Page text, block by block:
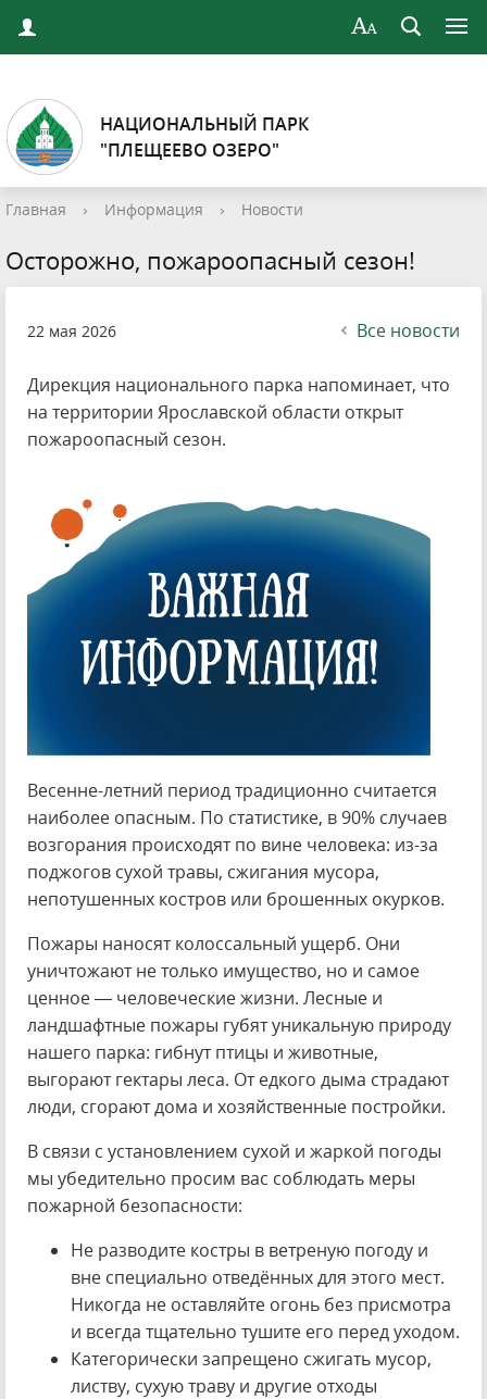
НАЦИОНАЛЬНЫЙ ПАРК
"ПЛЕЩЕЕВО ОЗЕРО"
Главная › Информация › Новости
Осторожно, пожароопасный сезон!
22 мая 2026 Все новости
Дирекция национального парка напоминает, что
на территории Ярославской области открыт
пожароопасный сезон.
Весенне-летний период традиционно считается
наиболее опасным. По статистике, в 90% случаев
возгорания происходят по вине человека: из-за
поджогов сухой травы, сжигания мусора,
непотушенных костров или брошенных окурков.
Пожары наносят колоссальный ущерб. Они
уничтожают не только имущество, но и самое
ценное — человеческие жизни. Лесные и
ландшафтные пожары губят уникальную природу
нашего парка: гибнут птицы и животные,
выгорают гектары леса. От едкого дыма страдают
люди, сгорают дома и хозяйственные постройки.
В связи с установлением сухой и жаркой погоды
мы убедительно просим вас соблюдать меры
пожарной безопасности:
Не разводите костры в ветреную погоду и
вне специально отведённых для этого мест.
Никогда не оставляйте огонь без присмотра
и всегда тщательно тушите его перед уходом.
Категорически запрещено сжигать мусор,
листву, сухую траву и другие отходы